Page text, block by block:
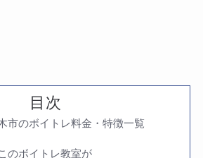
目次
市のボイトレ料金・特徴一覧
のボイトレ教室が